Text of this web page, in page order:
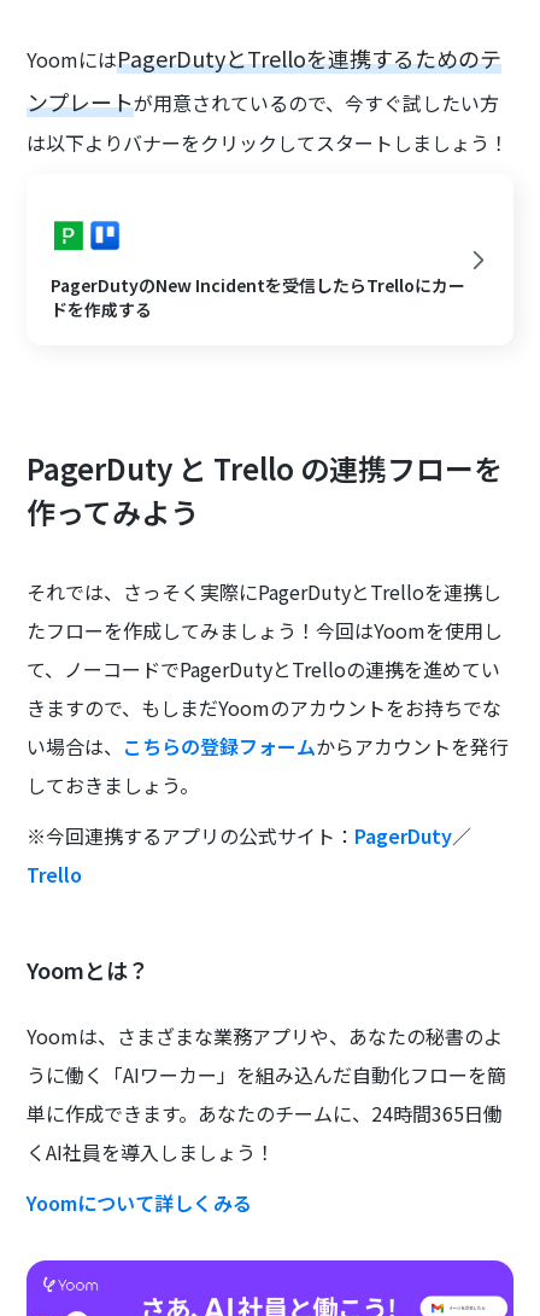
YoomにはPagerDutyとTrelloを連携するためのテ
ンプレートが用意されているので、今すぐ試したい方
は以下よりバナーをクリックしてスタートしましょう！
PagerDutyのNew Incidentを受信したらTrelloにカー
ドを作成する
PagerDuty と Trello の連携フローを
作ってみよう
それでは、さっそく実際にPagerDutyとTrelloを連携し
たフローを作成してみましょう！今回はYoomを使用し
て、ノーコードでPagerDutyとTrelloの連携を進めてい
きますので、もしまだYoomのアカウントをお持ちでな
い場合は、 こちらの登録フォームからアカウントを発行
しておきましょう。
※今回連携するアプリの公式サイト： PagerDuty／
Trello
Yoomとは？
Yoomは、さまざまな業務アプリや、あなたの秘書のよ
うに働く「AIワーカー」を組み込んだ自動化フローを簡
単に作成できます。あなたのチームに、24時間365日働
くAI社員を導入しましょう！
Yoomについて詳しくみる